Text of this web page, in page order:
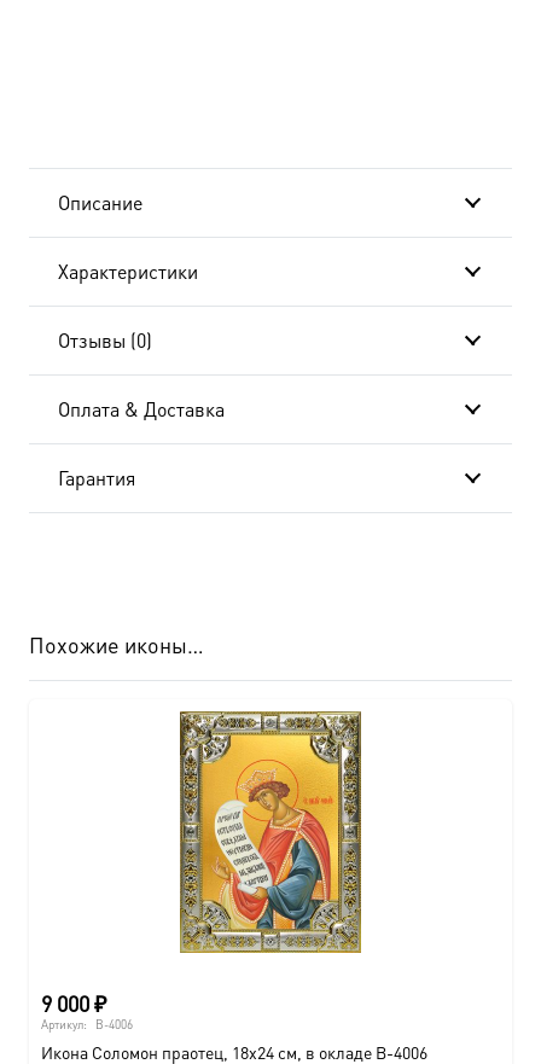
см
4006
Описание
Характеристики
Отзывы (0)
Оплата & Доставка
Гарантия
Похожие иконы…
9 000₽
Артикул: B-4006
Икона Соломон праотец, 18х24 см, в окладе B-4006